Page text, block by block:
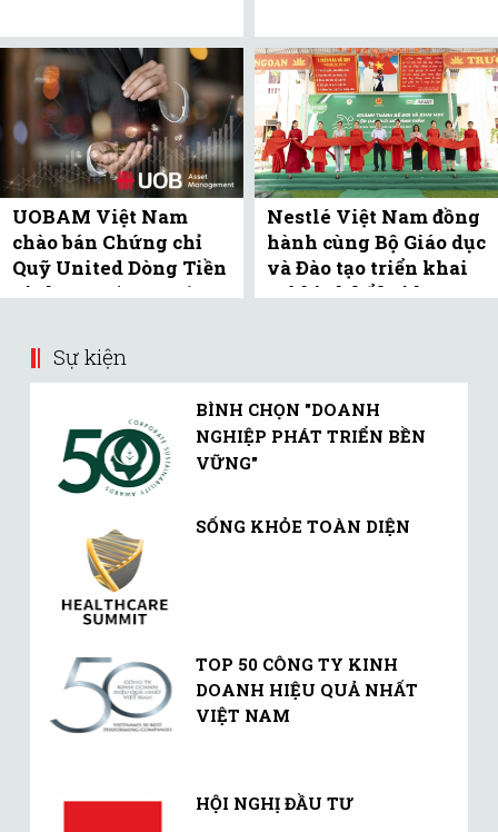
UOBAM Việt Nam
chào bán Chứng chỉ
Quỹ United Dòng Tiền
Linh Hoạt (UMMF) ra
Nestlé Việt Nam đồng
hành cùng Bộ Giáo dục
và Đào tạo triển khai
mô hình bể bơi học
Sự kiện
BÌNH CHỌN "DOANH
NGHIỆP PHÁT TRIỂN BỀN
VỮNG"
SỐNG KHỎE TOÀN DIỆN
TOP 50 CÔNG TY KINH
DOANH HIỆU QUẢ NHẤT
VIỆT NAM
HỘI NGHỊ ĐẦU TƯ